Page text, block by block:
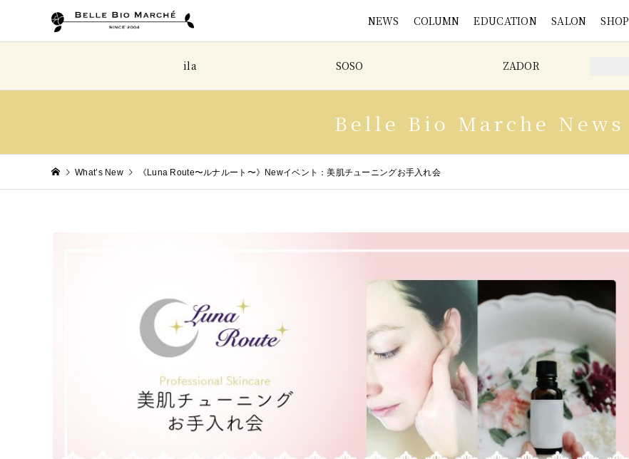
NEWS COLUMN EDUCATION SALON SHOP
ila SOSO ZADOR
Belle Bio Marche News
What’s New 《Luna Route〜ルナルート〜》Newイベント：美肌チューニングお手入れ会